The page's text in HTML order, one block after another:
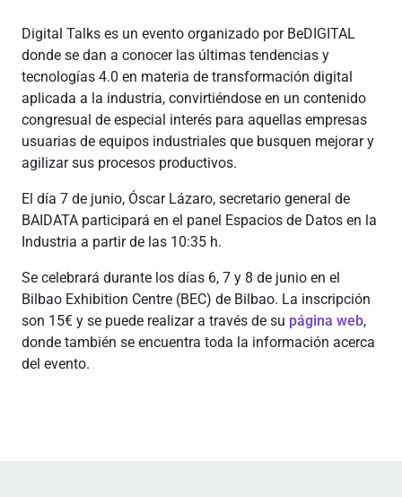
Digital Talks es un evento organizado por BeDIGITAL
donde se dan a conocer las últimas tendencias y
tecnologías 4.0 en materia de transformación digital
aplicada a la industria, convirtiéndose en un contenido
congresual de especial interés para aquellas empresas
usuarias de equipos industriales que busquen mejorar y
agilizar sus procesos productivos.
El día 7 de junio, Óscar Lázaro, secretario general de
BAIDATA participará en el panel Espacios de Datos en la
Industria a partir de las 10:35 h.
Se celebrará durante los días 6, 7 y 8 de junio en el
Bilbao Exhibition Centre (BEC) de Bilbao. La inscripción
son 15€ y se puede realizar a través de su página web,
donde también se encuentra toda la información acerca
del evento.